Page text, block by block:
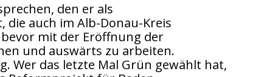
den er als
die auch im Alb-Donau-Kreis
mit der Eröffnung der
und auswärts zu arbeiten.
Wer das letzte Mal Grün gewählt hat,